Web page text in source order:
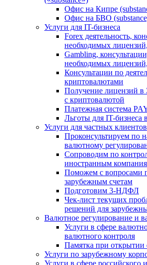
Офис на Кипре
Офис на БВО
Услуги для IT-бизнеса
Forex деятельность,
необходимых
Gambling,
необходимых
Консультации по
криптовалютами
Получение лицензий в
с криптовалютой
Платежная система
Льготы для IT-бизнеса
Услуги для частных клиентов
Проконсультируем по
валютному
Сопроводим по
иностранным
Поможем с вопросами
зарубежным счетам
Подготовим 3-НДФЛ
Чек-лист текущих
решений для
Валютное регулирование и
Услуги в сфере
валютного контроля
Памятка при открытии
Услуги по зарубежному
Услуги в сфере российского